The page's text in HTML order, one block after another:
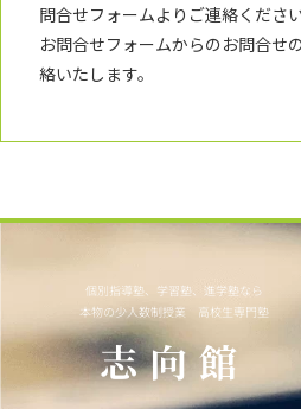
問合せフォームよりご連絡ください
お問合せフォームからのお問合せ
絡いたします。
個別指導塾、学習塾、進学塾なら
本物の少人数制授業 高校生専門塾
志向館